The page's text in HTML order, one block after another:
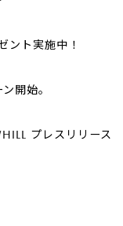
ント実施中！
開始。
プレスリリース